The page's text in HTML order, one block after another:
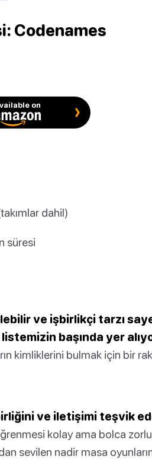
Codenames
on
dahil)
süresi
ve işbirlikçi tarzı
başında yer
kimliklerini bulmak için bir
ve iletişimi teşvik
kolay ama bolca
sevilen nadir masa